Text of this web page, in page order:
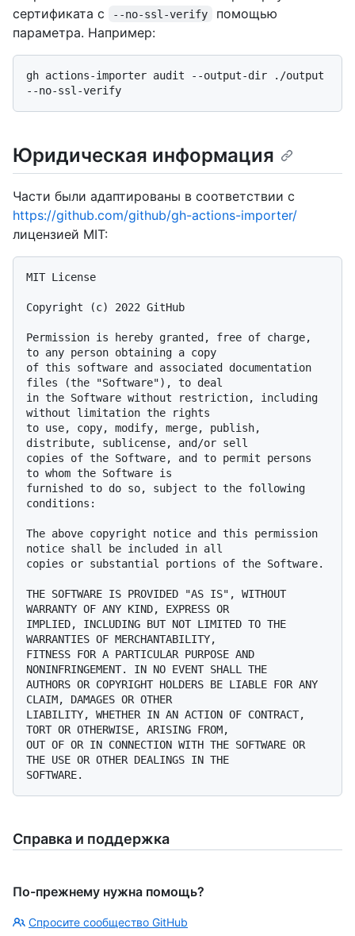
сертификата с
--no-ssl-verify
помощью
параметра. Например:
gh actions-importer audit --output-dir ./output
Юридическая информация
Части были адаптированы в соответствии с
https://github.com/github/gh-actions-importer/
лицензией MIT:
MIT License
Copyright (c) 2022 GitHub
Permission is hereby granted, free of charge,
to any person obtaining a copy
of this software and associated documentation
files (the "Software"), to deal
in the Software without restriction, including
without limitation the rights
to use, copy, modify, merge, publish,
distribute, sublicense, and/or sell
copies of the Software, and to permit persons
to whom the Software is
furnished to do so, subject to the following
conditions:
The above copyright notice and this permission
notice shall be included in all
copies or substantial portions of the Software.
THE SOFTWARE IS PROVIDED "AS IS", WITHOUT
WARRANTY OF ANY KIND, EXPRESS OR
IMPLIED, INCLUDING BUT NOT LIMITED TO THE
WARRANTIES OF MERCHANTABILITY,
FITNESS FOR A PARTICULAR PURPOSE AND
NONINFRINGEMENT. IN NO EVENT SHALL THE
AUTHORS OR COPYRIGHT HOLDERS BE LIABLE FOR ANY
CLAIM, DAMAGES OR OTHER
LIABILITY, WHETHER IN AN ACTION OF CONTRACT,
TORT OR OTHERWISE, ARISING FROM,
OUT OF OR IN CONNECTION WITH THE SOFTWARE OR
THE USE OR OTHER DEALINGS IN THE
Справка и поддержка
По-прежнему нужна помощь?
Спросите сообщество GitHub